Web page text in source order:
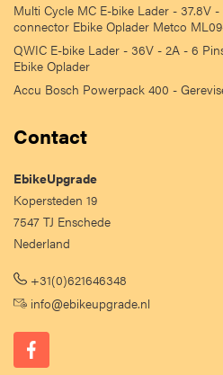
Multi Cycle MC E-bike Lader - 37.8V
connector Ebike Oplader Metco
QWIC E-bike Lader - 36V - 2A - 6
Ebike Oplader
Accu Bosch Powerpack 400 -
Contact
EbikeUpgrade
Kopersteden 19
7547 TJ Enschede
Nederland
+31(0)621646348
info@ebikeupgrade.nl